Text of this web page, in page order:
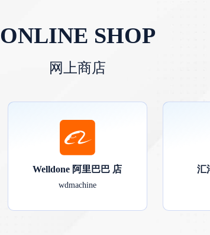
ONLINE SHOP
网上商店
Welldone 阿里巴巴 店
wdmachine
汇